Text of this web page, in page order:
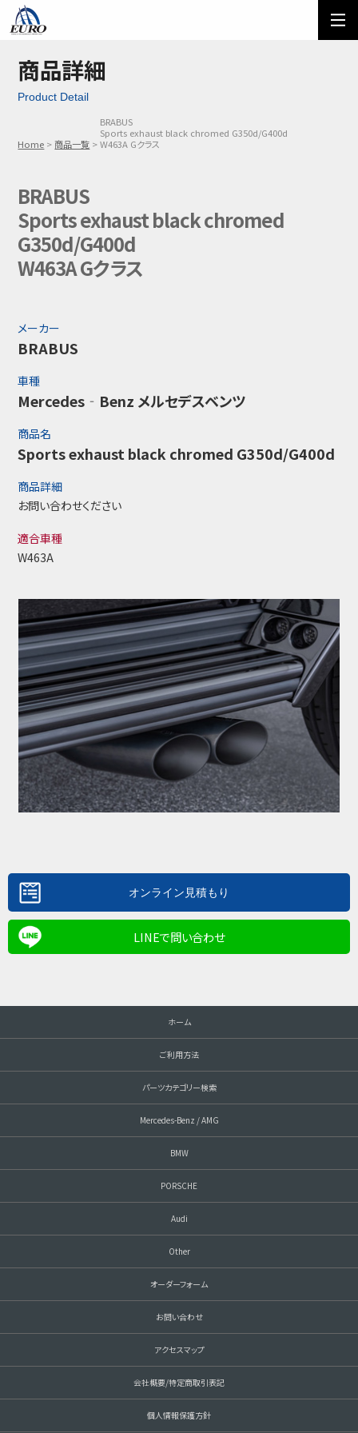
ご利用方法
メール問い合わせ
03-5674-7742
商品詳細
Product Detail
Home 商品一覧
BRABUS
Sports exhaust black chromed G350d/G400d
W463A Gクラス
BRABUS
Sports exhaust black chromed
G350d/G400d
W463A Gクラス
メーカー
BRABUS
車種
Mercedes‐Benz メルセデスベンツ
商品名
Sports exhaust black chromed G350d/G400d
商品詳細
お問い合わせください
適合車種
W463A
LINEで問い合わせ
ホーム
ご利用方法
パーツカテゴリー検索
Mercedes-Benz / AMG
BMW
PORSCHE
Audi
Other
オーダーフォーム
お問い合わせ
アクセスマップ
会社概要/特定商取引表記
個人情報保護方針